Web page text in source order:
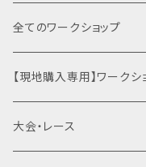
特別協賛・協賛
運動会関連商品を全て見
ネクスト（身体運用）
裸足×クライミング
はだし登山
マンサンダル代官山店（代
土徳の里（富山県南砺市）
オギノエンファーム（埼玉
全てのワークショップ
【現地購入専用】ワーク
大会・レース